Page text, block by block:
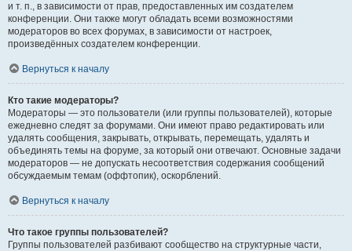
и т. п., в зависимости от прав, предоставленных им создателем
конференции. Они также могут обладать всеми возможностями
модераторов во всех форумах, в зависимости от настроек,
произведённых создателем конференции.
Вернуться к началу
Кто такие модераторы?
Модераторы — это пользователи (или группы пользователей), которые
ежедневно следят за форумами. Они имеют право редактировать или
удалять сообщения, закрывать, открывать, перемещать, удалять и
объединять темы на форуме, за который они отвечают. Основные задачи
модераторов — не допускать несоответствия содержания сообщений
обсуждаемым темам (оффтопик), оскорблений.
Вернуться к началу
Что такое группы пользователей?
Группы пользователей разбивают сообщество на структурные части,